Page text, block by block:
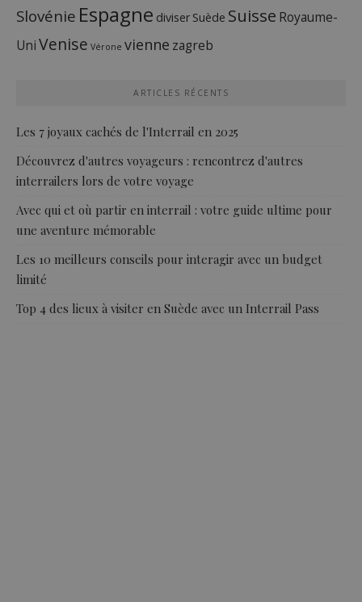
Slovénie Espagne diviser Suède Suisse Royaume-
UniVenise Vérone vienne zagreb
ARTICLES RÉCENTS
Les 7 joyaux cachés de l'Interrail en 2025
Découvrez d'autres voyageurs : rencontrez d'autres
interrailers lors de votre voyage
Avec qui et où partir en interrail : votre guide ultime pour
une aventure mémorable
Les 10 meilleurs conseils pour interagir avec un budget
limité
Top 4 des lieux à visiter en Suède avec un Interrail Pass